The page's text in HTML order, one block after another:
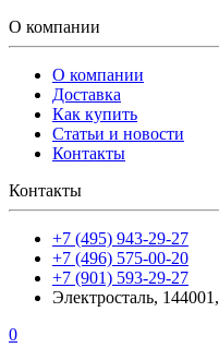
О компании
О компании
Доставка
Как купить
Статьи и новости
Контакты
Контакты
+7 (495) 943-29-27
+7 (496) 575-00-20
+7 (901) 593-29-27
Электросталь,
0